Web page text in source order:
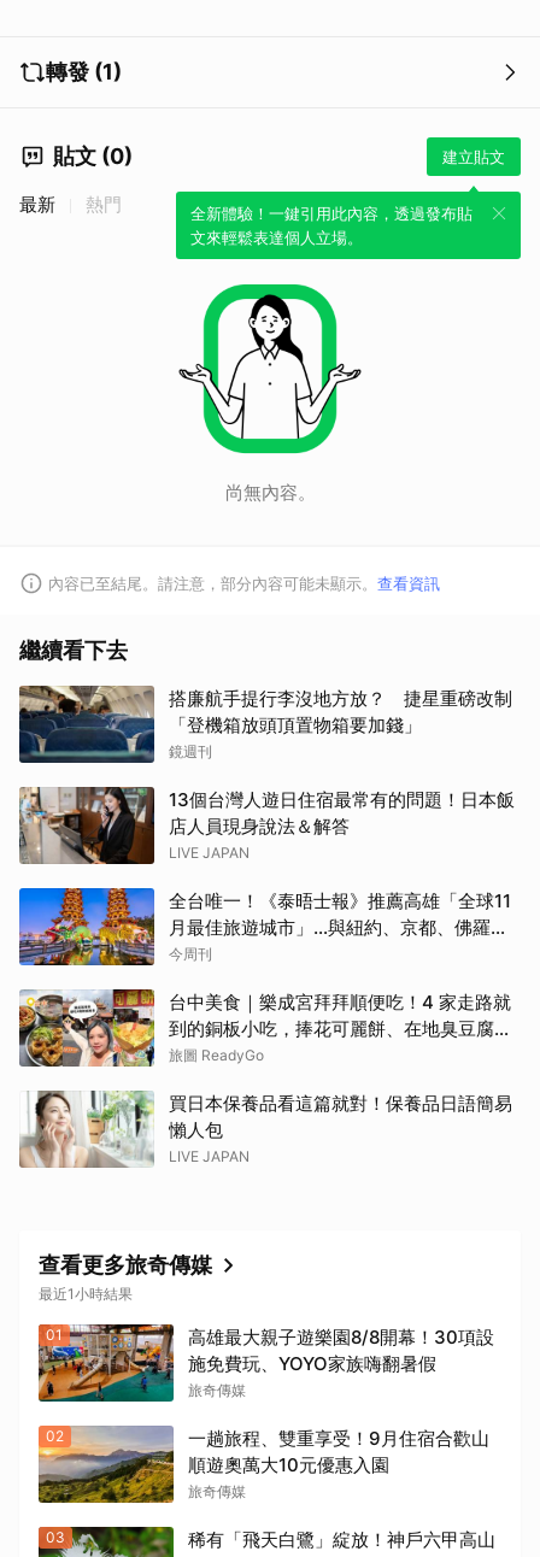
轉發 (1)
貼文 (0) 建立貼文
全新體驗！一鍵引用此內容，透過發布貼
文來輕鬆表達個人立場。
最新 熱門
尚無內容。
內容已至結尾。請注意，部分內容可能未顯示。 查看資訊
繼續看下去
搭廉航手提行李沒地方放？ 捷星重磅改制
「登機箱放頭頂置物箱要加錢」
鏡週刊
13個台灣人遊日住宿最常有的問題！日本飯
店人員現身說法＆解答
LIVE JAPAN
全台唯一！《泰晤士報》推薦高雄「全球11
月最佳旅遊城市」…與紐約、京都、佛羅倫
斯共同入榜，理由曝光
今周刊
台中美食｜樂成宮拜拜順便吃！4 家走路就
到的銅板小吃，捧花可麗餅、在地臭豆腐、
烤甜甜圈一次收
旅圖 ReadyGo
買日本保養品看這篇就對！保養品日語簡易
懶人包
LIVE JAPAN
查看更多旅奇傳媒
最近1小時結果
01
高雄最大親子遊樂園8/8開幕！30項設
施免費玩、YOYO家族嗨翻暑假
旅奇傳媒
02
一趟旅程、雙重享受！9月住宿合歡山
順遊奧萬大10元優惠入園
旅奇傳媒
03
稀有「飛天白鷺」綻放！神戶六甲高山